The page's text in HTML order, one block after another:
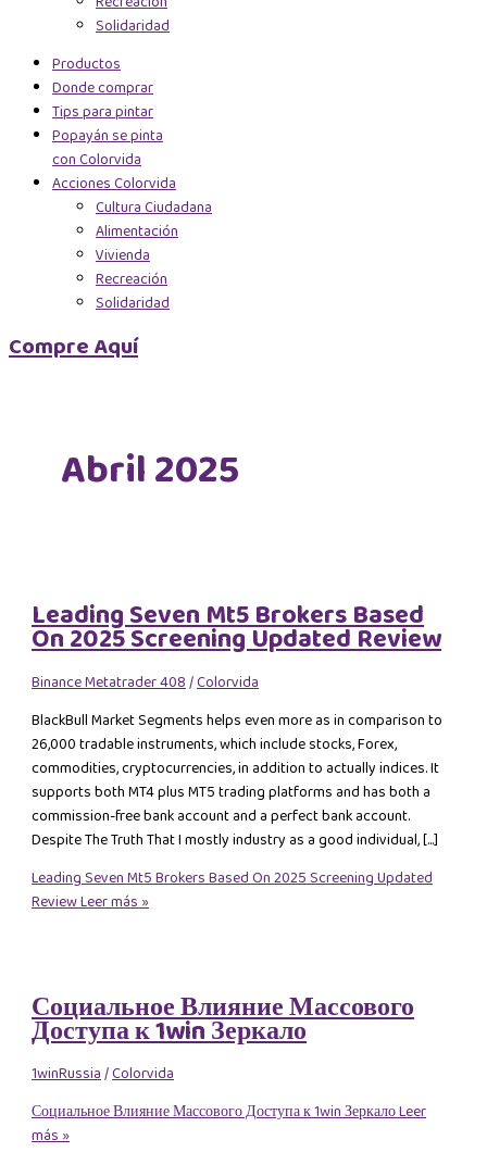
Solidaridad
Productos
Donde comprar
Tips para pintar
Popayán se pinta
con Colorvida
Acciones Colorvida
Cultura Ciudadana
Alimentación
Vivienda
Recreación
Solidaridad
Compre Aquí
Abril 2025
Leading Seven Mt5 Brokers Based
On 2025 Screening Updated Review
Binance Metatrader 408/Colorvida
BlackBull Market Segments helps even more as in comparison to
26,000 tradable instruments, which include stocks, Forex,
commodities, cryptocurrencies, in addition to actually indices. It
supports both MT4 plus MT5 trading platforms and has both a
commission-free bank account and a perfect bank account.
Despite The Truth That I mostly industry as a good individual, […]
Leading Seven Mt5 Brokers Based On 2025 Screening Updated
ReviewLeer más »
Социальное Влияние Массового
Доступа к 1win Зеркало
1winRussia/Colorvida
Социальное Влияние Массового Доступа к 1win ЗеркалоLeer
más »